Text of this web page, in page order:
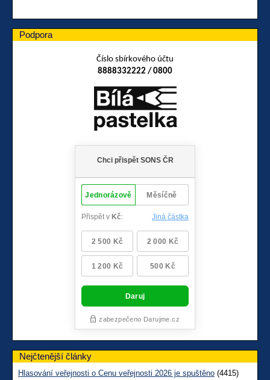
Podpora
Číslo sbírkového účtu
8888332222 / 0800
Nejčtenější články
Hlasování veřejnosti o Cenu veřejnosti 2026 je spuštěno (4415)